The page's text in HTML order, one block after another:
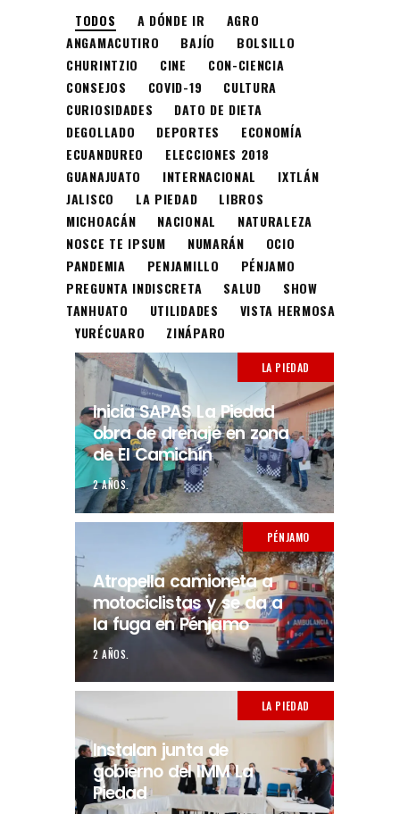
TODOS A DÓNDE IR
AGRO
ANGAMACUTIRO
BAJÍO
BOLSILLO
CHURINTZIO
CINE
CON-CIENCIA
CONSEJOS
COVID-19
CULTURA
CURIOSIDADES
DATO DE DIETA
DEGOLLADO
DEPORTES
ECONOMÍA
ECUANDUREO
ELECCIONES 2018
GUANAJUATO
INTERNACIONAL
IXTLÁN
JALISCO
LA PIEDAD
LIBROS
MICHOACÁN
NACIONAL
NATURALEZA
NOSCE TE IPSUM
NUMARÁN
OCIO
PANDEMIA
PENJAMILLO
PÉNJAMO
PREGUNTA INDISCRETA
SALUD
SHOW
TANHUATO
UTILIDADES
VISTA HERMOSA
YURÉCUARO
ZINÁPARO
LA PIEDAD
Inicia SAPAS La Piedad
obra de drenaje en zona
de El Camichín
2 AÑOS.
PÉNJAMO
Atropella camioneta a
motociclistas y se da a
la fuga en Pénjamo
2 AÑOS.
LA PIEDAD
Instalan junta de
gobierno del IMM La
Piedad